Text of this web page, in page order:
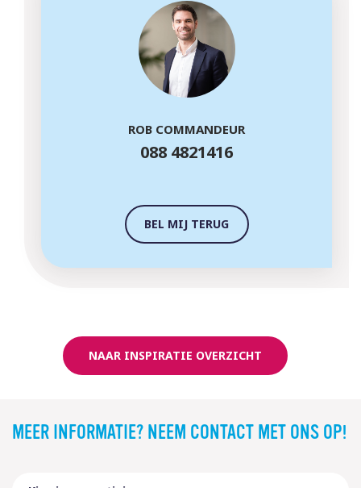
ROB COMMANDEUR
088 4821416
BEL MIJ TERUG
NAAR INSPIRATIE OVERZICHT
MEER INFORMATIE? NEEM CONTACT MET ONS OP!